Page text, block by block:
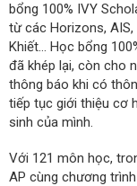
bổng 100% IVY
từ các Horizons, AIS,
Khiết… Học bổng
đã khép lại, còn cho
thông báo khi có
tiếp tục giới thiệu cơ
sinh của mình.
Với 121 môn học,
AP cùng chương